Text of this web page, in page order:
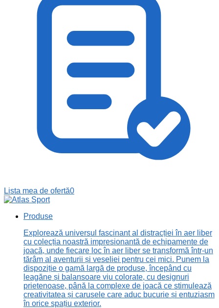
Lista mea de ofertă0
Produse
Explorează universul fascinant al distracției în aer liber
cu colecția noastră impresionantă de echipamente de
joacă, unde fiecare loc în aer liber se transformă într-un
tărâm al aventurii și veseliei pentru cei mici. Punem la
dispoziție o gamă largă de produse, începând cu
leagăne și balansoare viu colorate, cu designuri
prietenoase, până la complexe de joacă ce stimulează
creativitatea și carusele care aduc bucurie și entuziasm
în orice spațiu exterior.